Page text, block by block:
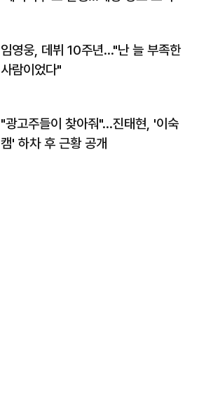
임영웅, 데뷔 10주년…"난 늘 부족한
사람이었다"
"광고주들이 찾아줘"…진태현, '이숙
캠' 하차 후 근황 공개